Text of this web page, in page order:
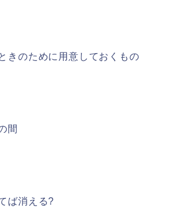
きのために用意しておくもの
間
ば消える?